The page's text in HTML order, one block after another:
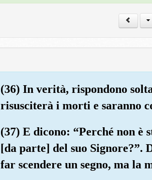
(36) In verità, rispondono
risusciterà i morti e saranno
(37) E dicono: “Perché non è
[da parte] del suo
far scendere un segno, ma la